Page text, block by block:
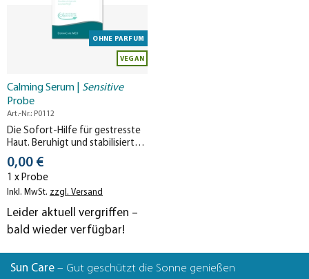
OHNE PARFUM
VEGAN
Calming Serum | Sensitive
Probe
Art.-Nr.: P0112
Die Sofort-Hilfe für gestresste
Haut. Beruhigt und stabilisiert
die Hautbarriere – Juckreiz,
Rötungen und Hautirritationen
werden gemildert.
Stückpreis
0,00 €
1 x Probe
Inkl. MwSt. zzgl. Versand
Leider aktuell vergriffen –
bald wieder verfügbar!
Sun Care – Gut geschützt die Sonne genießen